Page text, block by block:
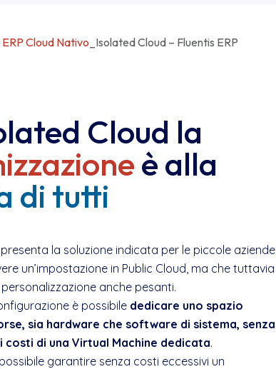
ERP Cloud Nativo Isolated Cloud – Fluentis ERP
Cloud la
è alla
di tutti
la soluzione indicata per le piccole aziende
un’impostazione in Public Cloud, ma che tuttavia
anche pesanti.
è possibile dedicare uno spazio
sia hardware che software di sistema, senza
di una Virtual Machine dedicata.
garantire senza costi eccessivi un